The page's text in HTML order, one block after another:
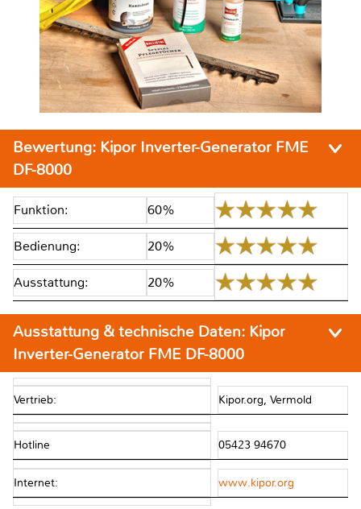
Bewertung: Kipor Inverter-Generator FME
DF-8000
Funktion: 60%
Bedienung: 20%
Ausstattung: 20%
Ausstattung & technische Daten: Kipor
Inverter-Generator FME DF-8000
Vertrieb: Kipor.org, Vermold
Hotline 05423 94670
Internet: www.kipor.org